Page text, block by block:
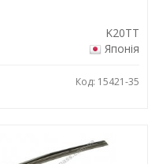
K20TT
Японія
Код: 15421-35